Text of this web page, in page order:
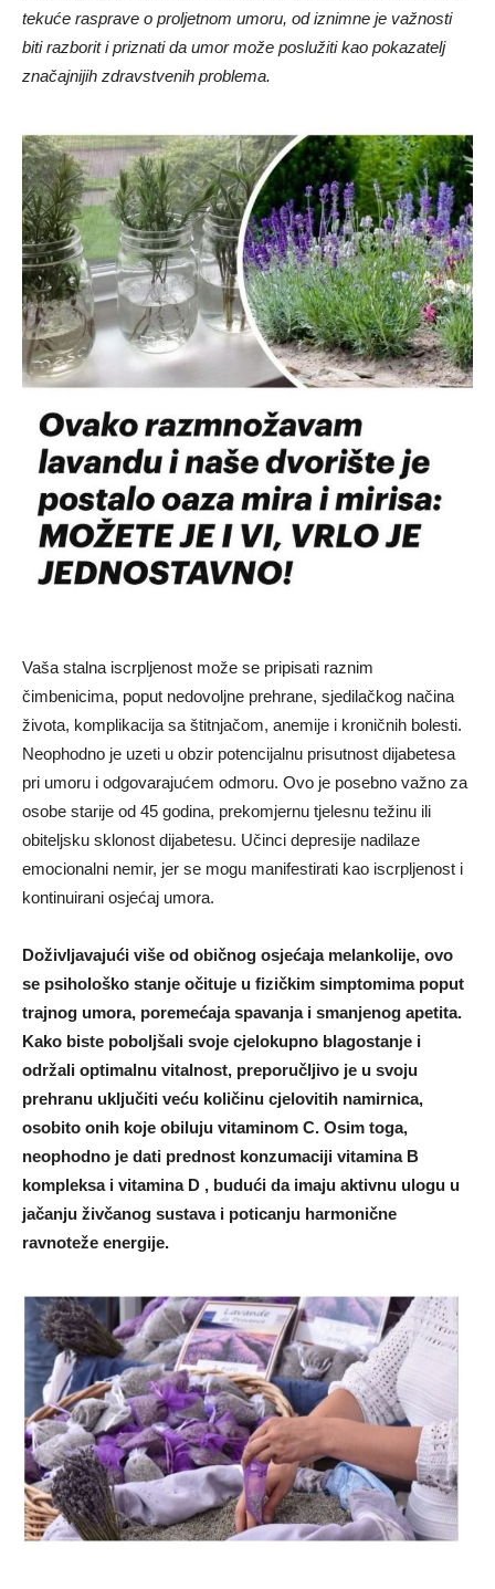
tekuće rasprave o proljetnom umoru, od iznimne je važnosti
biti razborit i priznati da umor može poslužiti kao pokazatelj
značajnijih zdravstvenih problema.
Vaša stalna iscrpljenost može se pripisati raznim
čimbenicima, poput nedovoljne prehrane, sjedilačkog načina
života, komplikacija sa štitnjačom, anemije i kroničnih bolesti.
Neophodno je uzeti u obzir potencijalnu prisutnost dijabetesa
pri umoru i odgovarajućem odmoru. Ovo je posebno važno za
osobe starije od 45 godina, prekomjernu tjelesnu težinu ili
obiteljsku sklonost dijabetesu. Učinci depresije nadilaze
emocionalni nemir, jer se mogu manifestirati kao iscrpljenost i
kontinuirani osjećaj umora.
Doživljavajući više od običnog osjećaja melankolije, ovo
se psihološko stanje očituje u fizičkim simptomima poput
trajnog umora, poremećaja spavanja i smanjenog apetita.
Kako biste poboljšali svoje cjelokupno blagostanje i
održali optimalnu vitalnost, preporučljivo je u svoju
prehranu uključiti veću količinu cjelovitih namirnica,
osobito onih koje obiluju vitaminom C. Osim toga,
neophodno je dati prednost konzumaciji vitamina B
kompleksa i vitamina D , budući da imaju aktivnu ulogu u
jačanju živčanog sustava i poticanju harmonične
ravnoteže energije.